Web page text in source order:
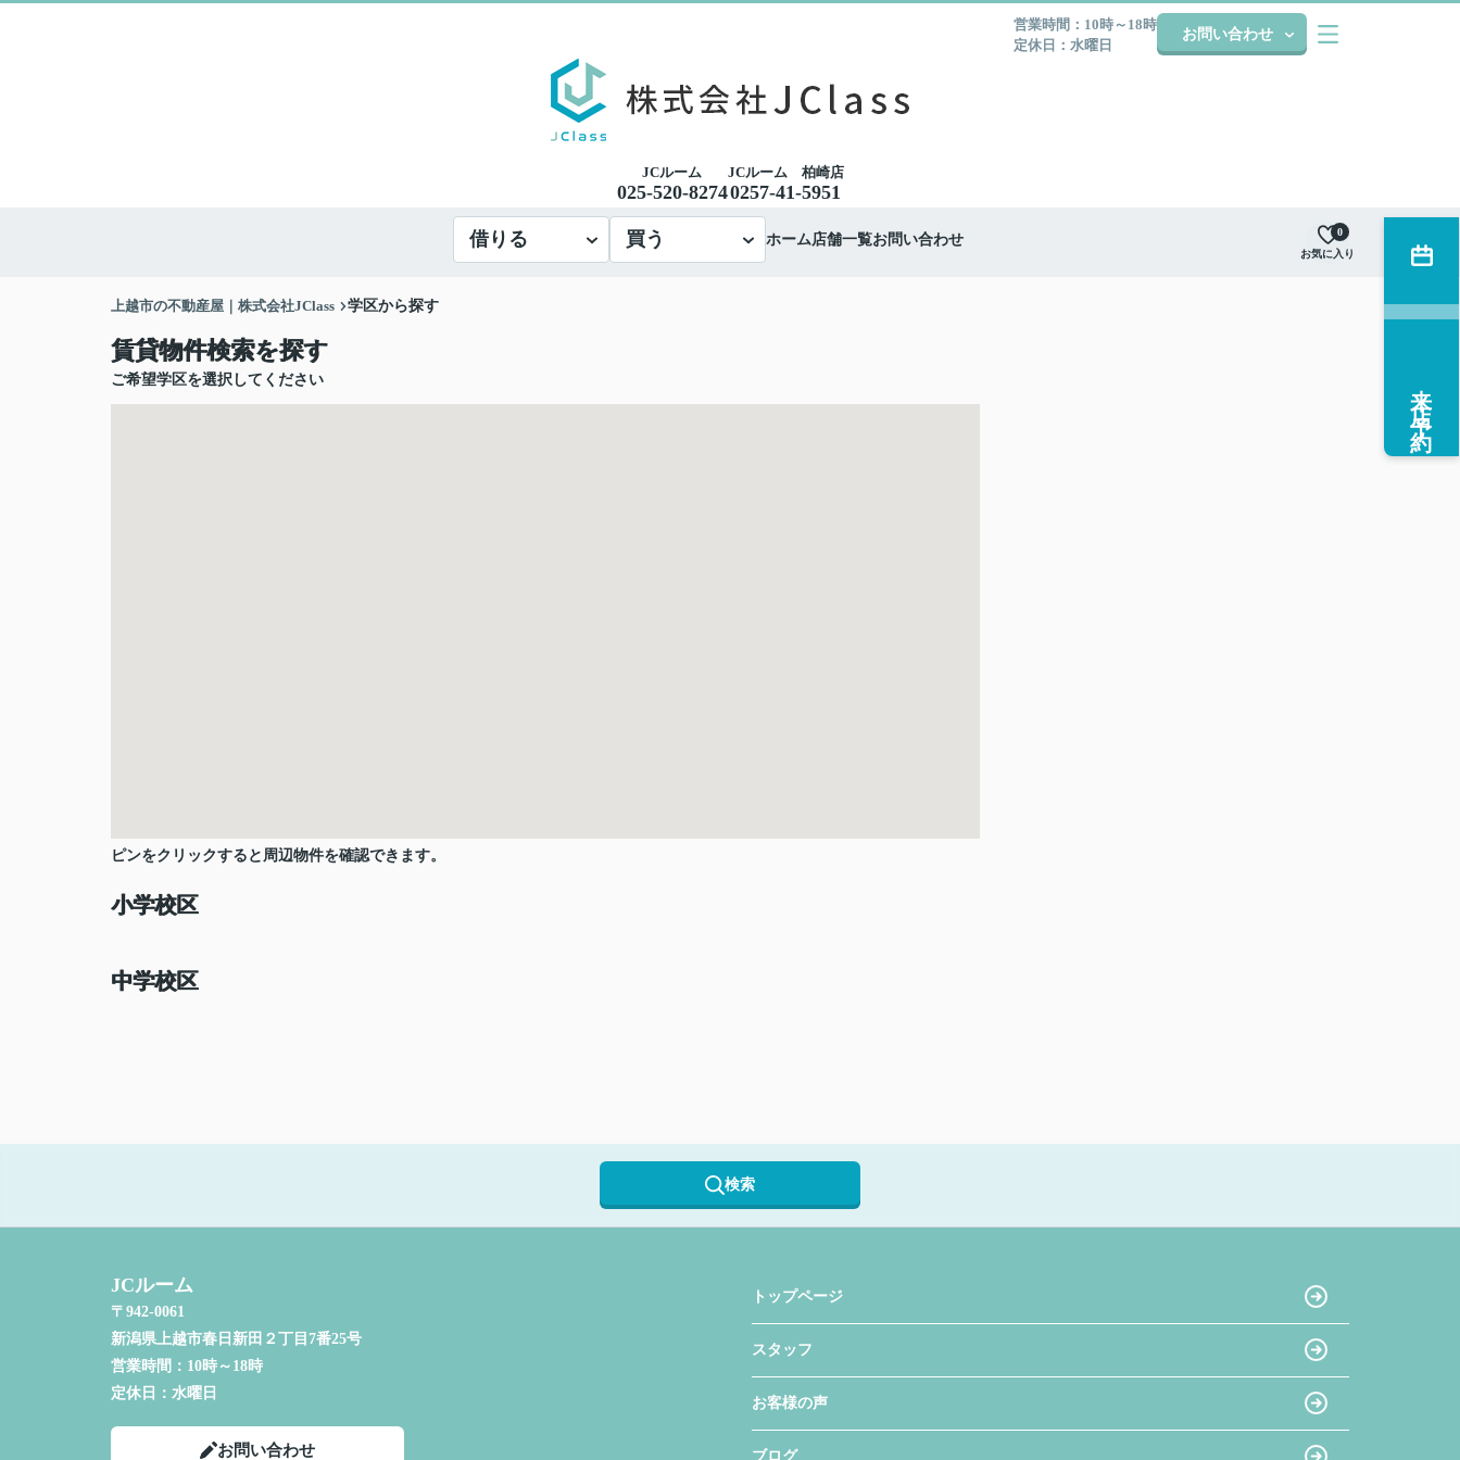
営業時間：10時～18時
定休日：水曜日
お問い合わせ
JCルーム
025-520-8274
JCルーム 柏崎店
0257-41-5951
借りる 買う ホーム店舗一覧お問い合わせ
お気に入り
0
上越市の不動産屋｜株式会社JClass 学区から探す
賃貸物件検索を探す
ご希望学区を選択してください
ピンをクリックすると周辺物件を確認できます。
小学校区
中学校区
検索
来店予約
JCルーム
〒942-0061
新潟県上越市春日新田２丁目7番25号
営業時間： 10時～18時
定休日： 水曜日
お問い合わせ
トップページ
スタッフ
お客様の声
ブログ